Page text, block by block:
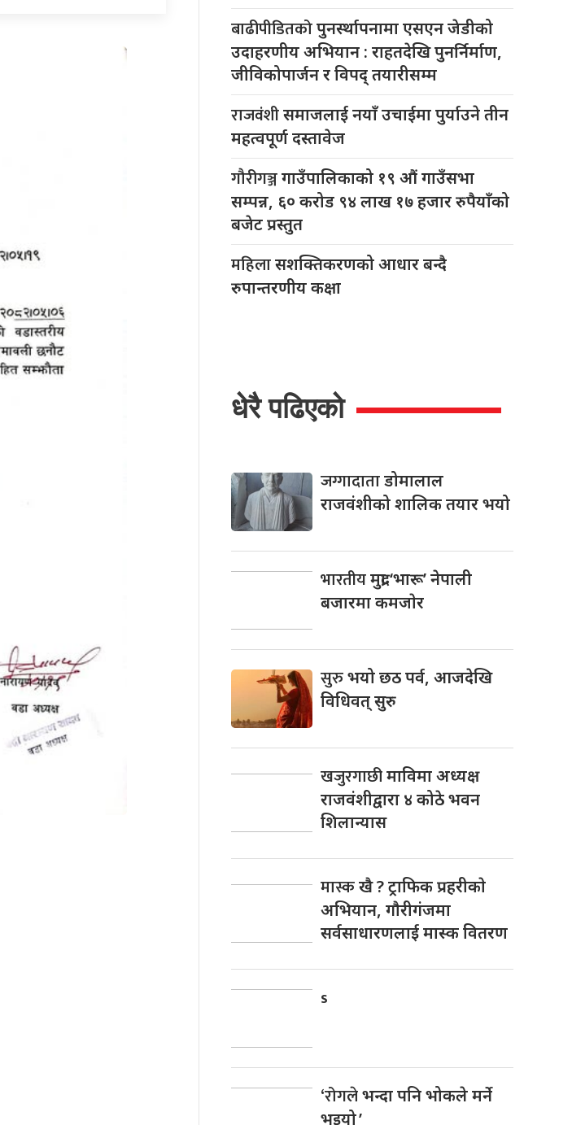
बाढीपीडितकोपुनर्स्थापनामा एसएन जेडीको
उदाहरणीय अभियान : राहतदेखि पुनर्निर्माण,
जीविकोपार्जन र विपद् तयारीसम्म
राजवंशीसमाजलाई नयाँ उचाईमा पुर्याउने तीन
महत्वपूर्ण दस्तावेज
गौरीगञ्जगाउँपालिकाको १९ औं गाउँसभा
सम्पन्न, ६० करोड ९४ लाख १७ हजार रुपैयाँको
बजेट प्रस्तुत
महिलासशक्तिकरणको आधार बन्दै
रुपान्तरणीय कक्षा
धेरै पढिएको
जग्गादाताडोमालाल
राजवंशीको शालिक तयार भयो
भारतीयमुद्रा ‘भारू’ नेपाली
बजारमा कमजाेर
सुरुभयो छठ पर्व, आजदेखि
विधिवत् सुरु
खजुरगाछीमाविमा अध्यक्ष
राजवंशीद्वारा ४ कोठे भवन
शिलान्यास
मास्कखै ? ट्राफिक प्रहरीकाे
अभियान, गाैरीगंजमा
सर्वसाधारणलाई मास्क वितरण
s
‘रोगलेभन्दा पनि भोकले मर्ने
भइयो ’